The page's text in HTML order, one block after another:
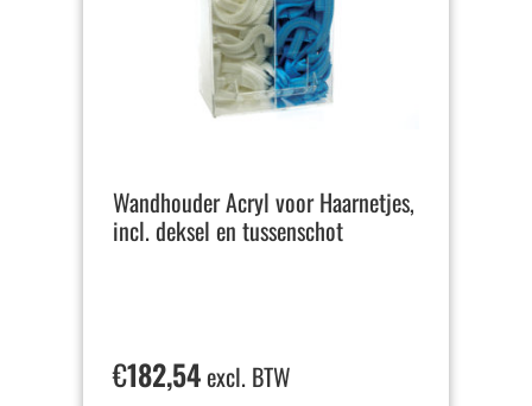
Wandhouder Acryl voor Haarnetjes,
incl. deksel en tussenschot
€182,54excl. BTW